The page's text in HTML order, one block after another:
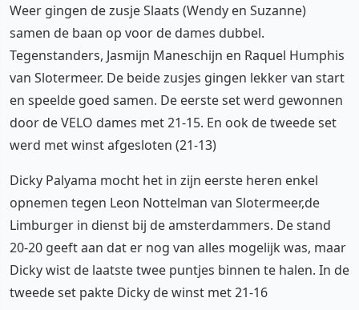
Weer gingen de zusje Slaats (Wendy en Suzanne)
samen de baan op voor de dames dubbel.
Tegenstanders, Jasmijn Maneschijn en Raquel Humphis
van Slotermeer. De beide zusjes gingen lekker van start
en speelde goed samen. De eerste set werd gewonnen
door de VELO dames met 21-15. En ook de tweede set
werd met winst afgesloten (21-13)
Dicky Palyama mocht het in zijn eerste heren enkel
opnemen tegen Leon Nottelman van Slotermeer,de
Limburger in dienst bij de amsterdammers. De stand
20-20 geeft aan dat er nog van alles mogelijk was, maar
Dicky wist de laatste twee puntjes binnen te halen. In de
tweede set pakte Dicky de winst met 21-16